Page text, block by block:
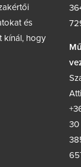
és
kínál, hogy
30